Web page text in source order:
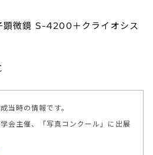
顕微鏡 S-4200＋クライオシス
当時の情報です。
会主催、「写真コンクール」に出展